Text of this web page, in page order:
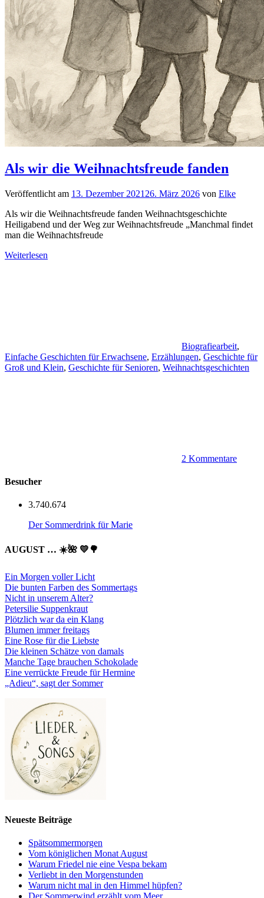
Als wir die Weihnachtsfreude fanden
Veröffentlicht am 13. Dezember 2021 26. März 2026 von Elke
Als wir die Weihnachtsfreude fanden Weihnachtsgeschichte
Heiligabend und der Weg zur Weihnachtsfreude „Manchmal findet
man die Weihnachtsfreude
Weiterlesen
Biografiearbeit,
Einfache Geschichten für Erwachsene, Erzählungen, Geschichte für
Groß und Klein, Geschichte für Senioren, Weihnachtsgeschichten
2 Kommentare
Besucher
3.740.674
Der Sommerdrink für Marie
AUGUST … ☀️🌺 💛🌳
Ein Morgen voller Licht
Die bunten Farben des Sommertags
Nicht in unserem Alter?
Petersilie Suppenkraut
Plötzlich war da ein Klang
Blumen immer freitags
Eine Rose für die Liebste
Die kleinen Schätze von damals
Manche Tage brauchen Schokolade
Eine verrückte Freude für Hermine
„Adieu“, sagt der Sommer
Neueste Beiträge
Spätsommermorgen
Vom königlichen Monat August
Warum Friedel nie eine Vespa bekam
Verliebt in den Morgenstunden
Warum nicht mal in den Himmel hüpfen?